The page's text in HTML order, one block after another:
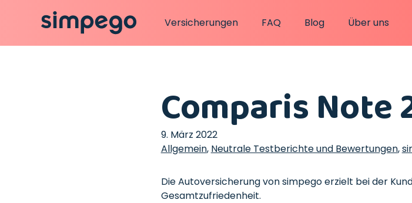
Versicherungen FAQ Blog Über uns
Comparis Note
9. März 2022
Allgemein, Neutrale Testberichte und Bewertungen,
Die Autoversicherung von simpego erzielt bei der
Gesamtzufriedenheit.